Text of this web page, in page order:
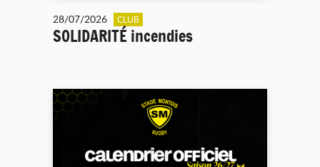
28/07/2026 CLUB
SOLIDARITÉ incendies